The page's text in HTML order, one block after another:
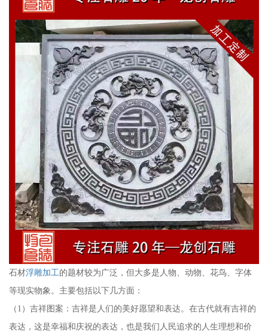
石材浮雕加工的题材较为广泛，但大多是人物、动物、花鸟、字体
等现实物象。主要包括以下几方面：
（1）吉祥图案：吉祥是人们的美好愿望和表达。在古代就有吉祥的
表达，这是幸福和庆祝的表达，也是我们人民追求的人生理想和价